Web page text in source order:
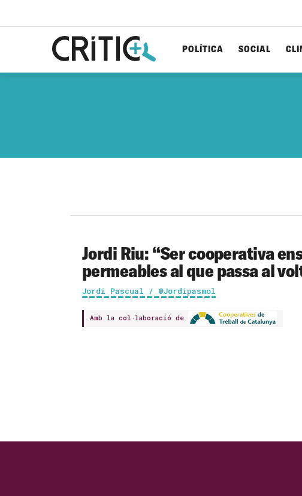
POLÍTICA SOCIAL
Jordi Riu: “Ser cooperativa
permeables al que passa al
Jordi Pascual / @Jordipasmol
Amb la col·laboració de